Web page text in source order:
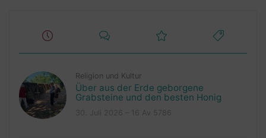
Religion und Kultur
Über aus der Erde geborgene
Grabsteine und den besten Honig